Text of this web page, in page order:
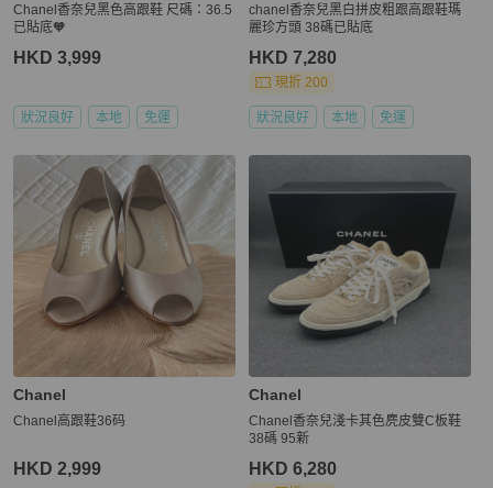
Chanel香奈兒黑色高跟鞋 尺碼：36.5
已貼底🧡
HKD 3,999
狀況良好 本地 免運
chanel香奈兒黑白拼皮粗跟高跟鞋瑪
麗珍方頭 38碼已貼底
HKD 7,280
現折 200
狀況良好 本地 免運
Chanel
Chanel高跟鞋36码
HKD 2,999
Chanel
Chanel香奈兒淺卡其色麂皮雙C板鞋
38碼 95新
HKD 6,280